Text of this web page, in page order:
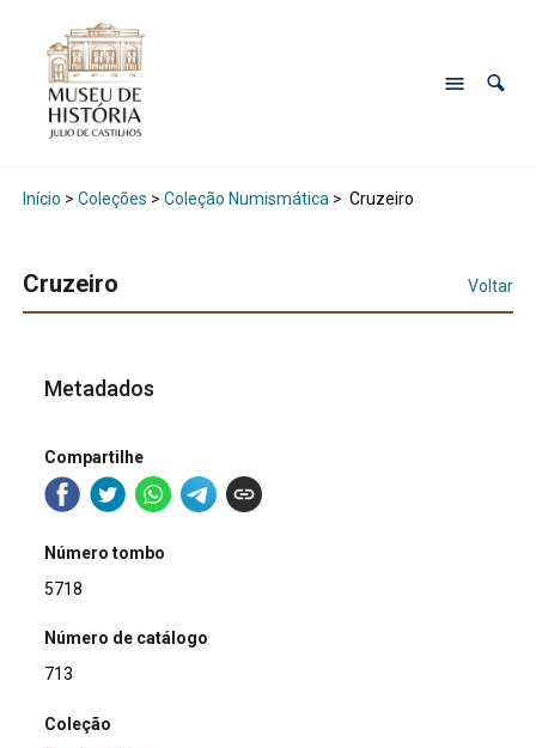
Início > Coleções > Coleção Numismática > Cruzeiro
Cruzeiro Voltar
Metadados
Compartilhe
Número tombo
5718
Número de catálogo
713
Coleção